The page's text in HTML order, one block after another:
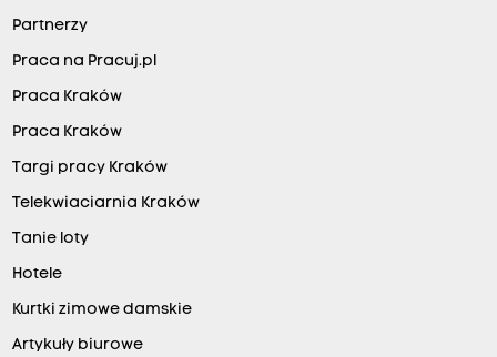
Partnerzy
Praca na Pracuj.pl
Praca Kraków
Praca Kraków
Targi pracy Kraków
Telekwiaciarnia Kraków
Tanie loty
Hotele
Kurtki zimowe damskie
Artykuły biurowe